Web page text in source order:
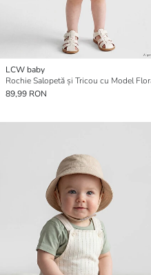
LCW baby
89,99 RON